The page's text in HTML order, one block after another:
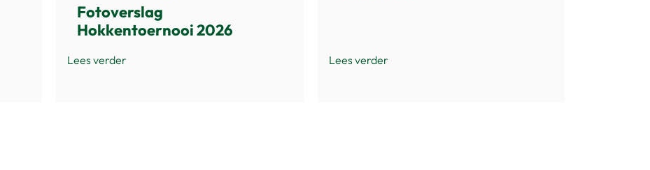
Fotoverslag
Hokkentoernooi 2026
Lees verder Lees verder